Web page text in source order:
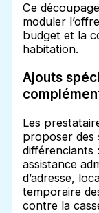
Ce
moduler
budget et la
habitation.
Ajouts
Les
proposer des
différenciants
assistance
d’adresse,
temporaire
contre la